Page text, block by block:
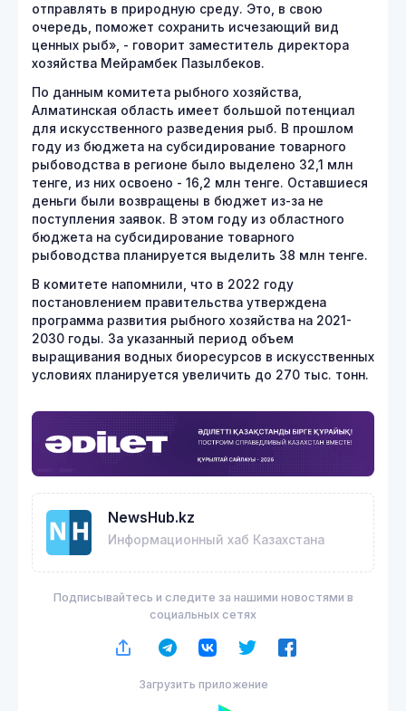
отправлять в природную среду. Это, в свою
очередь, поможет сохранить исчезающий вид
ценных рыб», - говорит заместитель директора
хозяйства Мейрамбек Пазылбеков.
По данным комитета рыбного хозяйства,
Алматинская область имеет большой потенциал
для искусственного разведения рыб. В прошлом
году из бюджета на субсидирование товарного
рыбоводства в регионе было выделено 32,1 млн
тенге, из них освоено - 16,2 млн тенге. Оставшиеся
деньги были возвращены в бюджет из-за не
поступления заявок. В этом году из областного
бюджета на субсидирование товарного
рыбоводства планируется выделить 38 млн тенге.
В комитете напомнили, что в 2022 году
постановлением правительства утверждена
программа развития рыбного хозяйства на 2021-
2030 годы. За указанный период объем
выращивания водных биоресурсов в искусственных
условиях планируется увеличить до 270 тыс. тонн.
NewsHub.kz
Информационный хаб Казахстана
Подписывайтесь и следите за нашими новостями в
социальных сетях
Загрузить приложение